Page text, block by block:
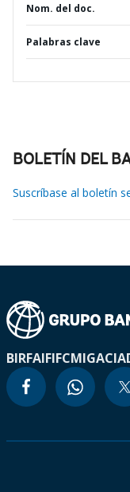
Nom. del doc.
Palabras clave
BOLETÍN DEL
Suscríbase al boletín
BIRFAIFIFCMIGA